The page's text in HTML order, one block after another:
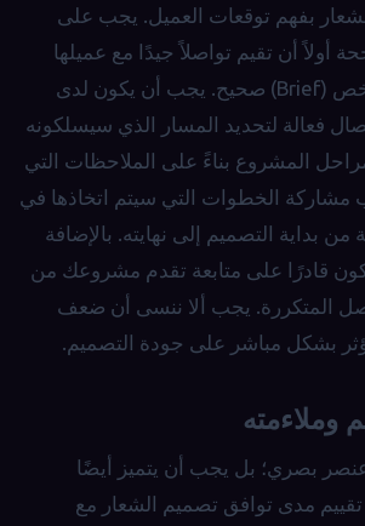
بفهم توقعات العميل. يجب على
أولاً أن تقيم تواصلاً جيدًا مع عميلها
وأن تحصل على ملخص (Brief) صحيح. يجب أن يكون لدى
فعالة لتحديد المسار الذي سيسلكونه
المشروع بناءً على الملاحظات التي
مشاركة الخطوات التي سيتم اتخاذها في
من بداية التصميم إلى نهايته. بالإضافة
قادرًا على متابعة تقدم مشروعك من
المتكررة. يجب ألا ننسى أن ضعف
بشكل مباشر على جودة التصميم.
وملاءمته
بصري؛ بل يجب أن يتميز أيضًا
مدى توافق تصميم الشعار مع